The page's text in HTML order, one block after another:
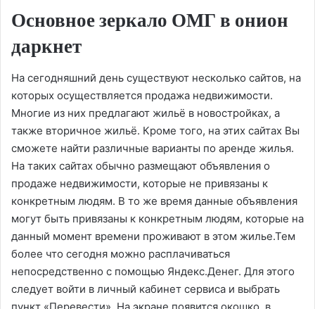
Основное зеркало ОМГ в онион
даркнет
На сегодняшний день существуют несколько сайтов, на
которых осуществляется продажа недвижимости.
Многие из них предлагают жильё в новостройках, а
также вторичное жильё. Кроме того, на этих сайтах Вы
сможете найти различные варианты по аренде жилья.
На таких сайтах обычно размещают объявления о
продаже недвижимости, которые не привязаны к
конкретным людям. В то же время данные объявления
могут быть привязаны к конкретным людям, которые на
данный момент времени проживают в этом жилье.Тем
более что сегодня можно расплачиваться
непосредственно с помощью Яндекс.Денег. Для этого
следует войти в личный кабинет сервиса и выбрать